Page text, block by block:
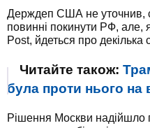
Держдеп США не уточнив,
повинні покинути РФ, але,
Post, йдеться про декілька
Читайте також:
була проти нього на
Рішення Москви надійшло